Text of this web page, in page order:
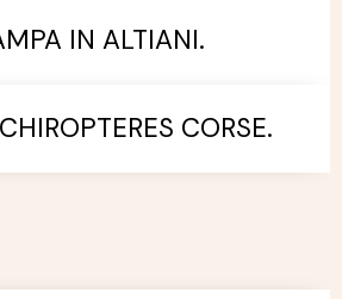
IN ALTIANI.
CORSE.